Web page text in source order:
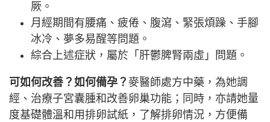
厥。
月經期間有腰痛、疲倦、腹瀉、緊張煩躁、手腳
冰冷、夢多易醒等問題。
綜合上述症狀，屬於「肝鬱脾腎兩虛」問題。
可如何改善？如何備孕？ 麥醫師處方中藥，為她調
經、治療子宮囊腫和改善卵巢功能；同時，亦請她量
度基礎體溫和用排卵試紙，了解排卵情況，方便備